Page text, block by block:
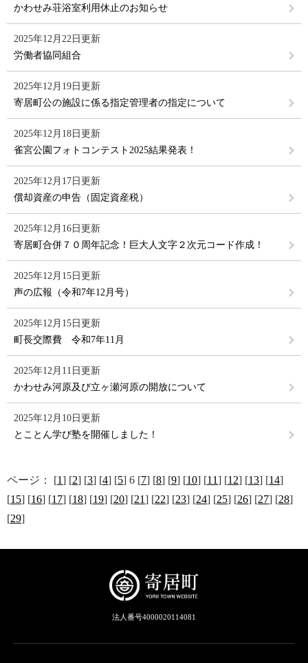
かわせみ荘浴室利用休止のお知らせ
2025年12月22日更新
労働者協同組合
2025年12月19日更新
寄居町公の施設に係る指定管理者の指定について
2025年12月18日更新
雀宮公園フォトコンテスト2025結果発表！
2025年12月17日更新
償却資産の申告（固定資産税）
2025年12月16日更新
寄居町合併７０周年記念！巨大人文字２次元コード作成！
2025年12月15日更新
声の広報（令和7年12月号）
2025年12月15日更新
町長交際費 令和7年11月
2025年12月11日更新
かわせみ河原及び立ヶ瀬河原の開放について
2025年12月10日更新
とことん学び塾を開催しました！
ページ： [1] [2] [3] [4] [5] 6 [7] [8] [9] [10] [11] [12] [13] [14]
[15] [16] [17] [18] [19] [20] [21] [22] [23] [24] [25] [26] [27] [28]
[29]
法人番号4000020114081